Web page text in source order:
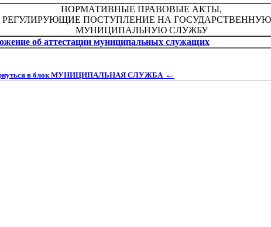
НОРМАТИВНЫЕ ПРАВОВЫЕ АКТЫ,
РЕГУЛИРУЮЩИЕ ПОСТУПЛЕНИЕ НА
МУНИЦИПАЛЬНУЮ СЛУЖБУ
об аттестации муниципальных служащих
в блок МУНИЦИПАЛЬНАЯ СЛУЖБА ←